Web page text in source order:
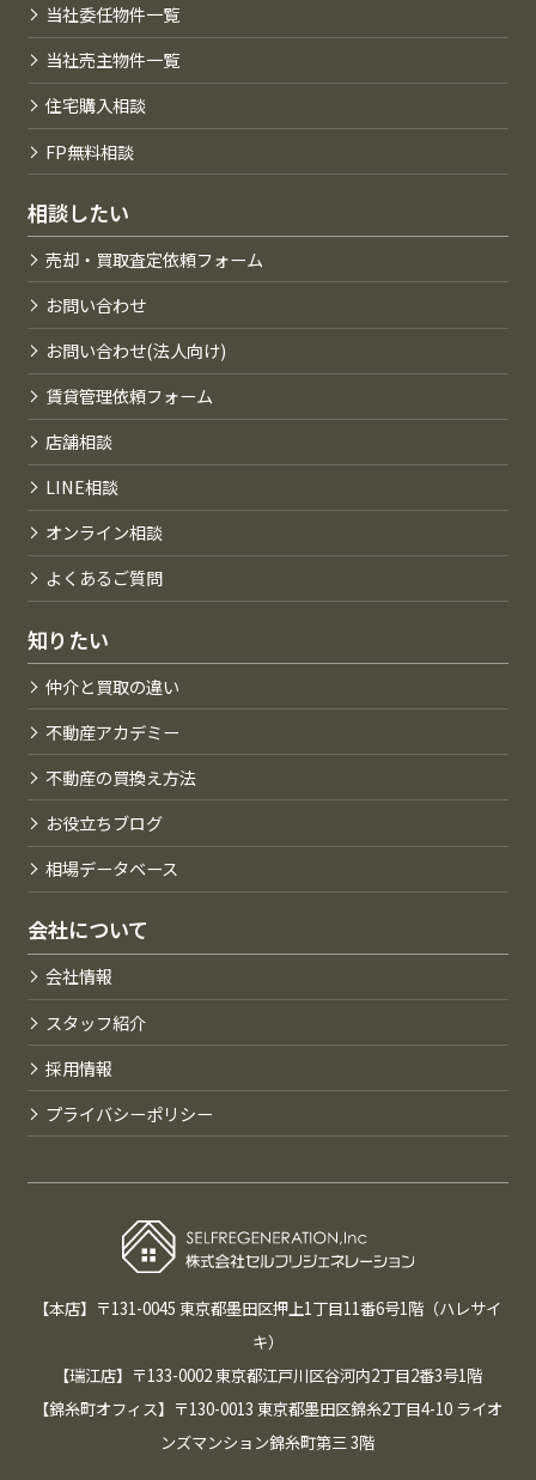
当社委任物件一覧
当社売主物件一覧
住宅購入相談
FP無料相談
相談したい
売却・買取査定依頼フォーム
お問い合わせ
お問い合わせ(法人向け)
賃貸管理依頼フォーム
店舗相談
LINE相談
オンライン相談
よくあるご質問
知りたい
仲介と買取の違い
不動産アカデミー
不動産の買換え方法
お役立ちブログ
相場データベース
会社について
会社情報
スタッフ紹介
採用情報
プライバシーポリシー
【本店】〒131-0045 東京都墨田区押上1丁目11番6号1階（ハレサイ
キ）
【瑞江店】〒133-0002 東京都江戸川区谷河内2丁目2番3号1階
【錦糸町オフィス】〒130-0013 東京都墨田区錦糸2丁目4-10 ライオ
ンズマンション錦糸町第三 3階